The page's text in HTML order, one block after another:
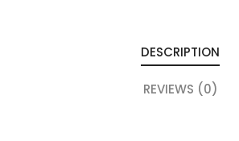
DESCRIPTION
REVIEWS (0)